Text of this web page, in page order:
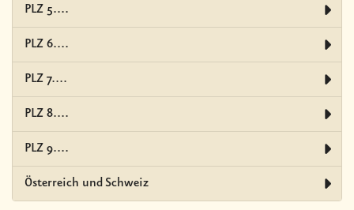
PLZ 5....
PLZ 6....
PLZ 7....
PLZ 8....
PLZ 9....
Österreich und Schweiz